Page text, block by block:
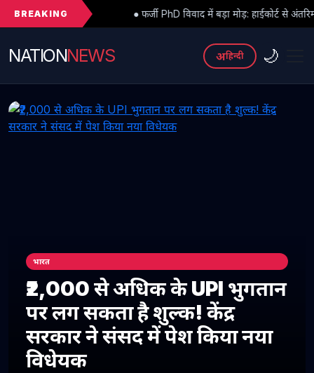
BREAKING
● फर्जी PhD विवाद में बड़ा मोड़: हाईकोर्ट से अंतरिम राहत के बाद 3 असिस्टेंट
NATIONNEWS अहिन्दी 🌙
भारत
₹2,000 से अधिक के UPI भुगतान
पर लग सकता है शुल्क! केंद्र
सरकार ने संसद में पेश किया नया
विधेयक